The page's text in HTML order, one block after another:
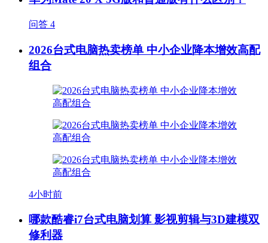
问答 4
2026台式电脑热卖榜单 中小企业降本增效高配
组合
4小时前
哪款酷睿i7台式电脑划算 影视剪辑与3D建模双
修利器